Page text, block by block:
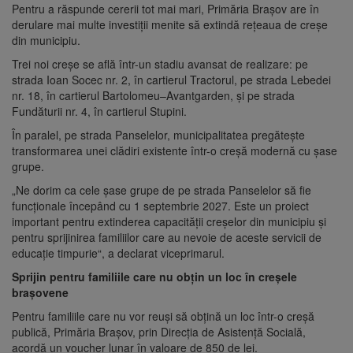
Pentru a răspunde cererii tot mai mari, Primăria Brașov are în
derulare mai multe investiții menite să extindă rețeaua de creșe
din municipiu.
Trei noi creșe se află într-un stadiu avansat de realizare: pe
strada Ioan Socec nr. 2, în cartierul Tractorul, pe strada Lebedei
nr. 18, în cartierul Bartolomeu–Avantgarden, și pe strada
Fundăturii nr. 4, în cartierul Stupini.
În paralel, pe strada Panselelor, municipalitatea pregătește
transformarea unei clădiri existente într-o creșă modernă cu șase
grupe.
„Ne dorim ca cele șase grupe de pe strada Panselelor să fie
funcționale începând cu 1 septembrie 2027. Este un proiect
important pentru extinderea capacității creșelor din municipiu și
pentru sprijinirea familiilor care au nevoie de aceste servicii de
educație timpurie“, a declarat viceprimarul.
Sprijin pentru familiile care nu obțin un loc în creșele
brașovene
Pentru familiile care nu vor reuși să obțină un loc într-o creșă
publică, Primăria Brașov, prin Direcția de Asistență Socială,
acordă un voucher lunar în valoare de 850 de lei.